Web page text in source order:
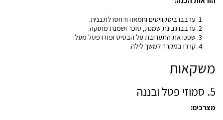
ערבבו ביסקוויטים וחמאה ודחסו לתבנית.
ערבבו גבינת שמנת, סוכר ושמנת מתוקה.
שפכו את התערובת על הבסיס ופזרו פטל מעל.
קררו במקרר למשך לילה.
משקאות
5. סמוזי פטל ובננה
מצרכים: